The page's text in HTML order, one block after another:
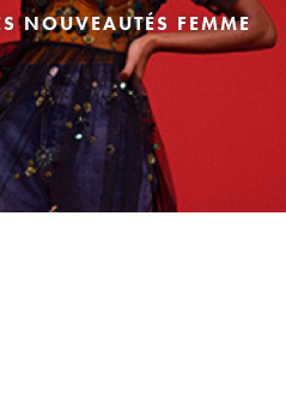
NOUVEAUTÉS FEMME